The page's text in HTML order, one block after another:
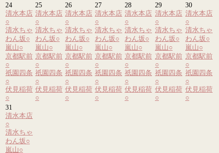
24
清水本店
○
清水ちゃ
わん坂○
嵐山○
京都駅前
○
祇園四条
○
伏見稲荷
○
25
清水本店
○
清水ちゃ
わん坂○
嵐山○
京都駅前
○
祇園四条
○
伏見稲荷
○
26
清水本店
○
清水ちゃ
わん坂○
嵐山○
京都駅前
○
祇園四条
○
伏見稲荷
○
27
清水本店
○
清水ちゃ
わん坂○
嵐山○
京都駅前
○
祇園四条
○
伏見稲荷
○
28
清水本店
○
清水ちゃ
わん坂○
嵐山○
京都駅前
○
祇園四条
○
伏見稲荷
○
29
清水本店
○
清水ちゃ
わん坂○
嵐山○
京都駅前
○
祇園四条
○
伏見稲荷
○
30
清水本店
○
清水ちゃ
わん坂○
嵐山○
京都駅前
○
祇園四条
○
伏見稲荷
○
31
清水本店
○
清水ちゃ
わん坂○
嵐山○